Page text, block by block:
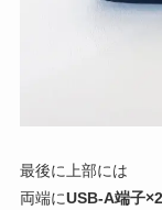
最後に上部には
両端にUSB-A端子×2